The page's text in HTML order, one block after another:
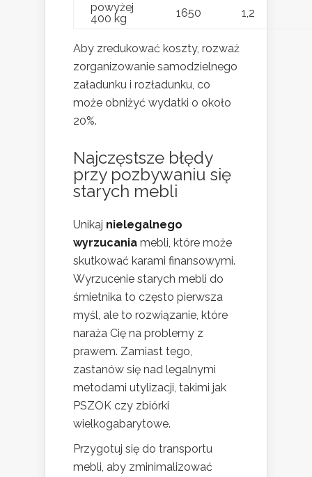
powyżej
400 kg
1650 1,2
Aby zredukować koszty, rozważ
zorganizowanie samodzielnego
załadunku i rozładunku, co
może obniżyć wydatki o około
20%.
Najczęstsze błędy
przy pozbywaniu się
starych mebli
Unikaj nielegalnego
wyrzucania mebli, które może
skutkować karami finansowymi.
Wyrzucenie starych mebli do
śmietnika to często pierwsza
myśl, ale to rozwiązanie, które
naraża Cię na problemy z
prawem. Zamiast tego,
zastanów się nad legalnymi
metodami utylizacji, takimi jak
PSZOK czy zbiórki
wielkogabarytowe.
Przygotuj się do transportu
mebli, aby zminimalizować